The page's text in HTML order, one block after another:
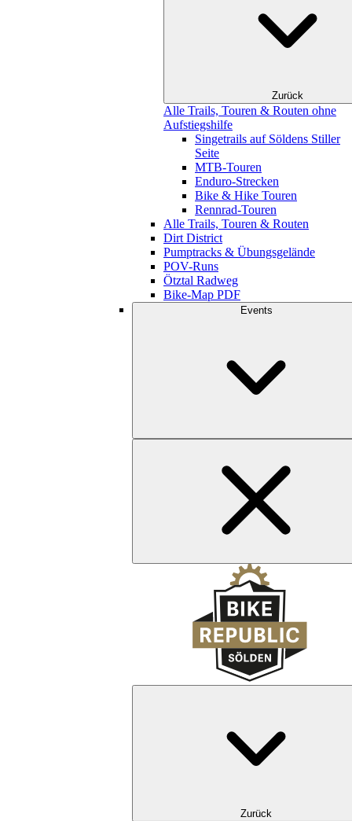
Zurück
Alle Trails, Touren & Routen ohne
Aufstiegshilfe
Singetrails auf Söldens Stiller
Seite
MTB-Touren
Enduro-Strecken
Bike & Hike Touren
Rennrad-Touren
Alle Trails, Touren & Routen
Dirt District
Pumptracks & Übungsgelände
POV-Runs
Ötztal Radweg
Bike-Map PDF
Events
Zurück